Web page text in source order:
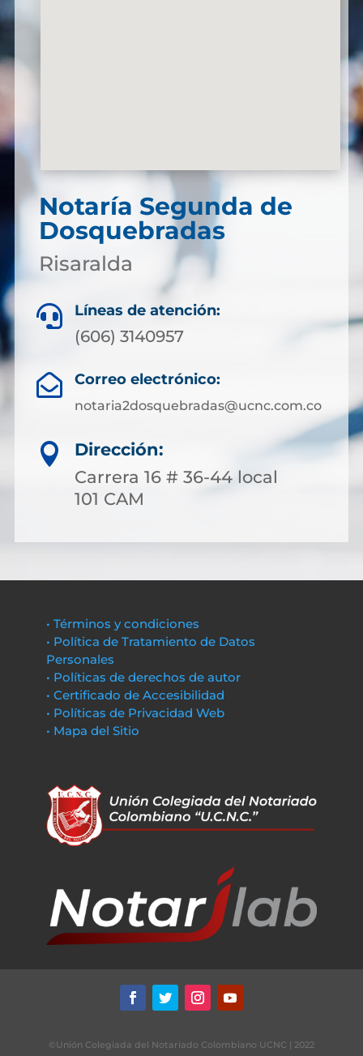
Notaría Segunda de
Dosquebradas
Risaralda
 Líneas de atención:
(606) 3140957
 Correo electrónico:
notaria2dosquebradas@ucnc.com.co

Dirección:
Carrera 16 # 36-44 local
101 CAM
• Términos y condiciones
• Política de Tratamiento de Datos
Personales
• Políticas de derechos de autor
• Certificado de Accesibilidad
• Políticas de Privacidad Web
• Mapa del Sitio
©Unión Colegiada del Notariado Colombiano UCNC | 2022